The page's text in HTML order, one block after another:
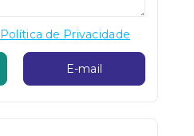
Política de Privacidade
E-mail